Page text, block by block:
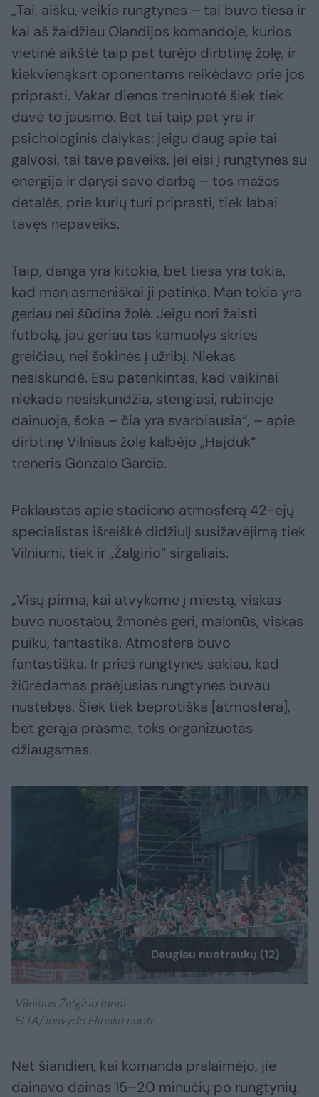
„Tai, aišku, veikia rungtynes – tai buvo tiesa ir
kai aš žaidžiau Olandijos komandoje, kurios
vietinė aikštė taip pat turėjo dirbtinę žolę, ir
kiekvienąkart oponentams reikėdavo prie jos
priprasti. Vakar dienos treniruotė šiek tiek
davė to jausmo. Bet tai taip pat yra ir
psichologinis dalykas: jeigu daug apie tai
galvosi, tai tave paveiks, jei eisi į rungtynes su
energija ir darysi savo darbą – tos mažos
detalės, prie kurių turi priprasti, tiek labai
tavęs nepaveiks.
Taip, danga yra kitokia, bet tiesa yra tokia,
kad man asmeniškai ji patinka. Man tokia yra
geriau nei šūdina žolė. Jeigu nori žaisti
futbolą, jau geriau tas kamuolys skries
greičiau, nei šokinės į užribį. Niekas
nesiskundė. Esu patenkintas, kad vaikinai
niekada nesiskundžia, stengiasi, rūbinėje
dainuoja, šoka – čia yra svarbiausia“, – apie
dirbtinę Vilniaus žolę kalbėjo „Hajduk“
treneris Gonzalo Garcia.
Paklaustas apie stadiono atmosferą 42-ejų
specialistas išreiškė didžiulį susižavėjimą tiek
Vilniumi, tiek ir „Žalgirio“ sirgaliais.
„Visų pirma, kai atvykome į miestą, viskas
buvo nuostabu, žmonės geri, malonūs, viskas
puiku, fantastika. Atmosfera buvo
fantastiška. Ir prieš rungtynes sakiau, kad
žiūrėdamas praėjusias rungtynes buvau
nustebęs. Šiek tiek beprotiška [atmosfera],
bet gerąja prasme, toks organizuotas
džiaugsmas.
Daugiau nuotraukų (12)
Vilniaus Žalgirio fanai
ELTA/Josvydo Elinsko nuotr.
Net šiandien, kai komanda pralaimėjo, jie
dainavo dainas 15–20 minučių po rungtynių.